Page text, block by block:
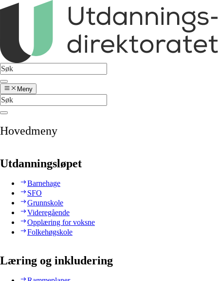
Meny
Hovedmeny
Utdanningsløpet
Barnehage
SFO
Grunnskole
Videregående
Opplæring for voksne
Folkehøgskole
Læring og inkludering